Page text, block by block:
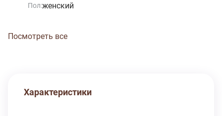
Пол:женский
Посмотреть все
Характеристики